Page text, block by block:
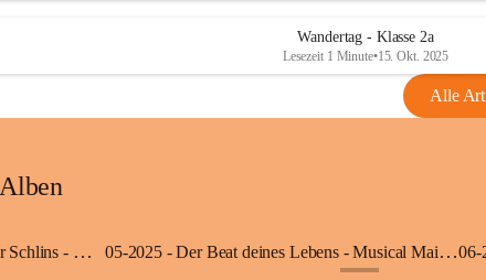
Wandertag - Klasse 2a
Lesezeit 1 Minute•15. Okt. 2025
Alle
Alben
04-2025 - Ausflug zur Ortsfeuerwehr Schlins - Klassen 3a und 3b 05-2025 - Der Beat deines Lebens - Musical Mai 2025